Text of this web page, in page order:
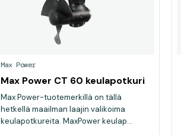
Max Power
Max Power CT 60 keulapotkuri
Max Power-tuotemerkillä on tällä
hetkellä maailman laajin valikoima
keulapotkureita. MaxPower keulap...